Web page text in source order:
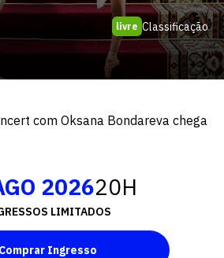
livre Classificação
com Oksana Bondareva chega
202620H
LIMITADOS
Comprar Ingresso